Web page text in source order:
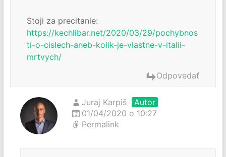
Stoji za precitanie:
https://kechlibar.net/2020/03/29/pochybnos
ti-o-cislech-aneb-kolik-je-vlastne-v-italii-
mrtvych/
Odpovedať
Juraj Karpiš
Autor
01/04/2020 o 10:27
Permalink